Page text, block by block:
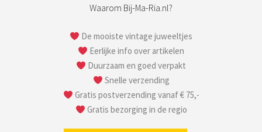
Waarom Bij-Ma-Ria.nl?
De mooiste vintage juweeltjes
Eerlijke info over artikelen
Duurzaam en goed verpakt
Snelle verzending
Gratis postverzending vanaf € 75,-
Gratis bezorging in de regio